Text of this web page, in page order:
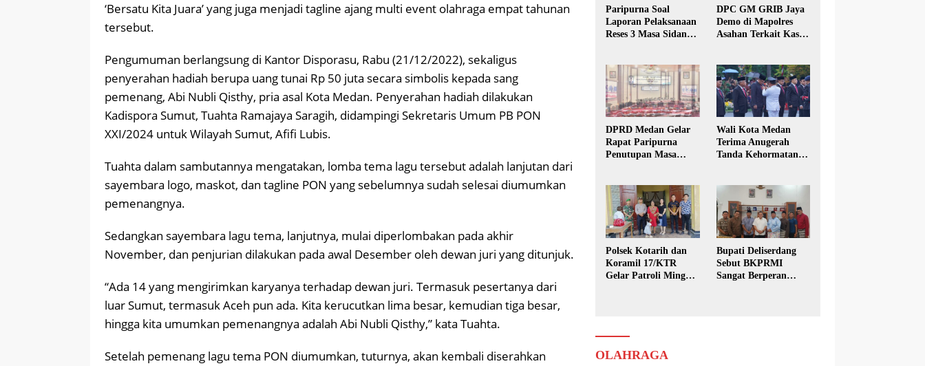
‘Bersatu Kita Juara’ yang juga menjadi tagline ajang multi event olahraga empat tahunan
tersebut.
Pengumuman berlangsung di Kantor Disporasu, Rabu (21/12/2022), sekaligus
penyerahan hadiah berupa uang tunai Rp 50 juta secara simbolis kepada sang
pemenang, Abi Nubli Qisthy, pria asal Kota Medan. Penyerahan hadiah dilakukan
Kadispora Sumut, Tuahta Ramajaya Saragih, didampingi Sekretaris Umum PB PON
XXI/2024 untuk Wilayah Sumut, Afifi Lubis.
Tuahta dalam sambutannya mengatakan, lomba tema lagu tersebut adalah lanjutan dari
sayembara logo, maskot, dan tagline PON yang sebelumnya sudah selesai diumumkan
pemenangnya.
Sedangkan sayembara lagu tema, lanjutnya, mulai diperlombakan pada akhir
November, dan penjurian dilakukan pada awal Desember oleh dewan juri yang ditunjuk.
“Ada 14 yang mengirimkan karyanya terhadap dewan juri. Termasuk pesertanya dari
luar Sumut, termasuk Aceh pun ada. Kita kerucutkan lima besar, kemudian tiga besar,
hingga kita umumkan pemenangnya adalah Abi Nubli Qisthy,” kata Tuahta.
Setelah pemenang lagu tema PON diumumkan, tuturnya, akan kembali diserahkan
Paripurna Soal
Laporan Pelaksanaan
Reses 3 Masa Sidang
DPC GM GRIB Jaya
Demo di Mapolres
Asahan Terkait Kasus
DPRD Medan Gelar
Rapat Paripurna
Penutupan Masa
Wali Kota Medan
Terima Anugerah
Tanda Kehormatan
Polsek Kotarih dan
Koramil 17/KTR
Gelar Patroli Minggu
Bupati Deliserdang
Sebut BKPRMI
Sangat Berperan
OLAHRAGA